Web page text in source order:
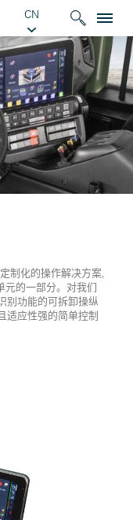
CN
制化的操作解决方案,
元的一部分。对我们
别功能的可拆卸操纵
适应性强的简单控制